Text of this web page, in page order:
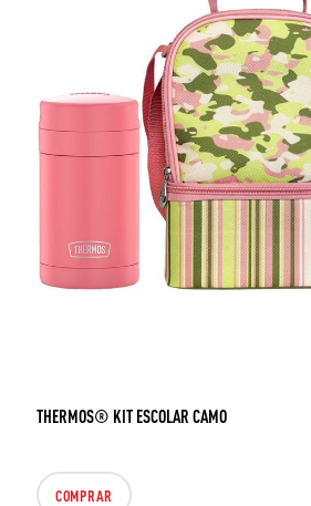
THERMOS® KIT ESCOLAR CAMO
COMPRAR